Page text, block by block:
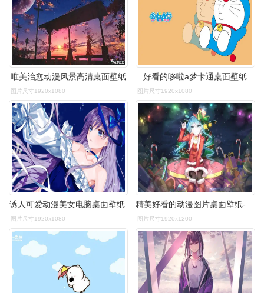
唯美治愈动漫风景高清桌面壁纸
图片尺寸1920x1080
好看的哆啦a梦卡通桌面壁纸
图片尺寸1920x1080
诱人可爱动漫美女电脑桌面壁纸.
图片尺寸1920x1080
精美好看的动漫图片桌面壁纸-卡通动漫-壁纸下载-美桌网
图片尺寸1920x1200